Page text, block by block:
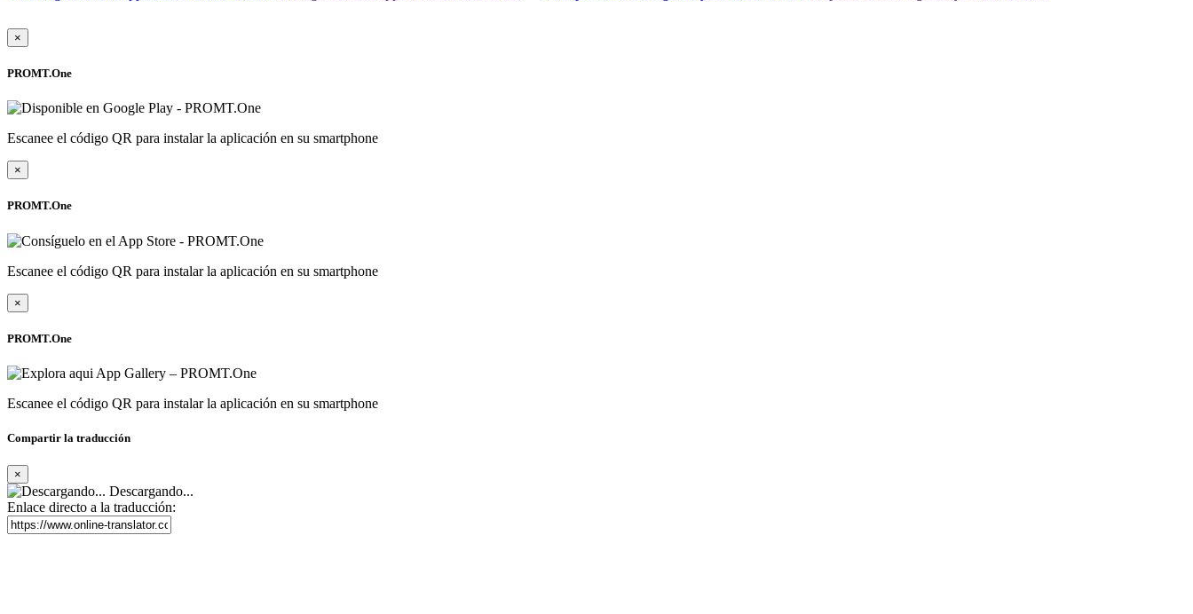
×
PROMT.One
Escanee el código QR para instalar la aplicación en su smartphone
×
PROMT.One
Escanee el código QR para instalar la aplicación en su smartphone
×
PROMT.One
Escanee el código QR para instalar la aplicación en su smartphone
Compartir la traducción
×
Descargando...
Enlace directo a la traducción: